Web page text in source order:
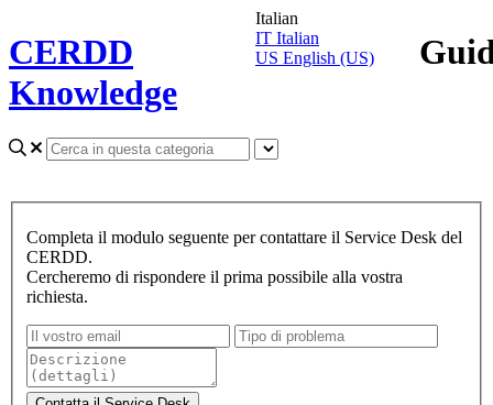
CERDD
Knowledge
Italian
IT Italian
US English (US)
Completa il modulo seguente per contattare il Service Desk del
CERDD.
Cercheremo di rispondere il prima possibile alla vostra
richiesta.